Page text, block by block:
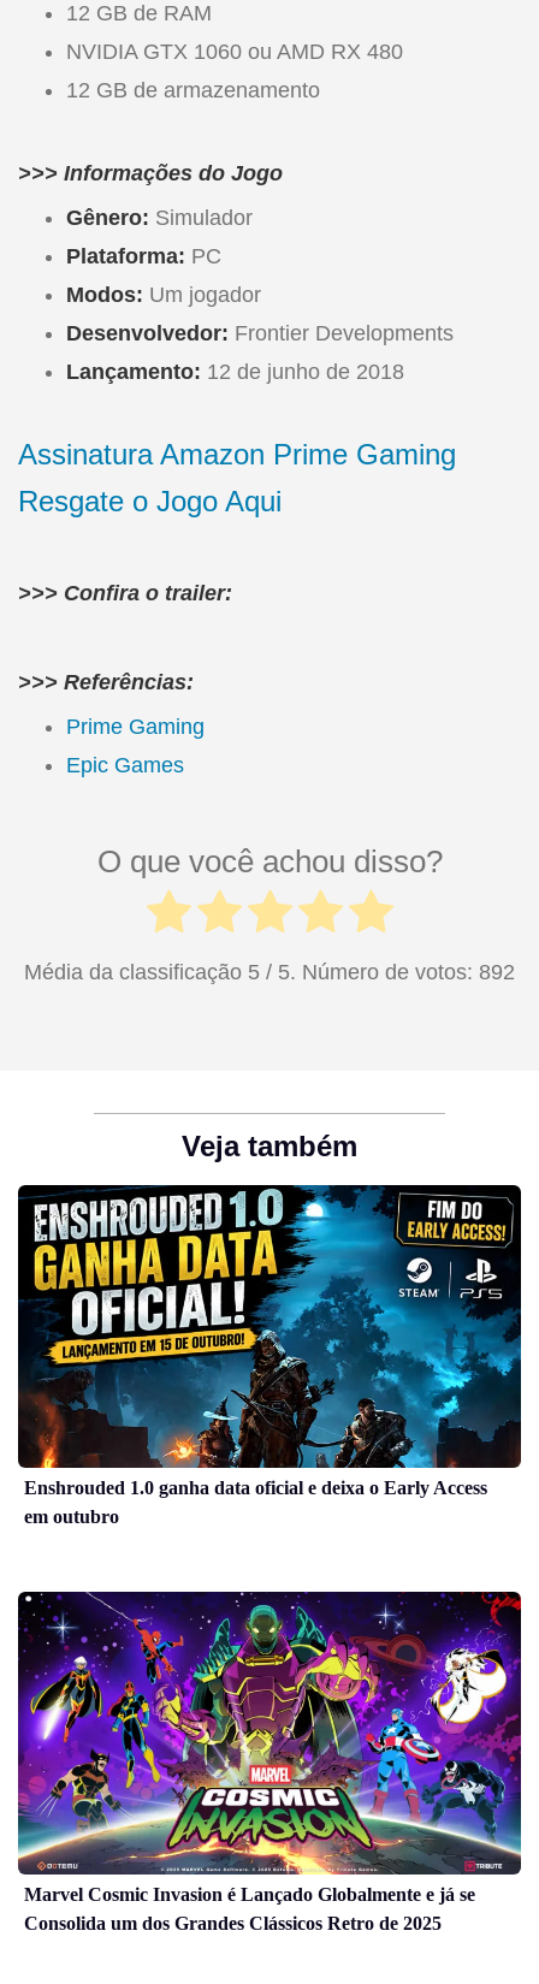
12 GB de RAM
NVIDIA GTX 1060 ou AMD RX 480
12 GB de armazenamento
>>> Informações do Jogo
Gênero: Simulador
Plataforma: PC
Modos: Um jogador
Desenvolvedor: Frontier Developments
Lançamento: 12 de junho de 2018
Assinatura Amazon Prime Gaming
Resgate o Jogo Aqui
>>> Confira o trailer:
>>> Referências:
Prime Gaming
Epic Games
O que você achou disso?
Média da classificação 5 / 5. Número de votos: 892
Veja também
Enshrouded 1.0 ganha data oficial e deixa o Early Access
em outubro
Marvel Cosmic Invasion é Lançado Globalmente e já se
Consolida um dos Grandes Clássicos Retro de 2025